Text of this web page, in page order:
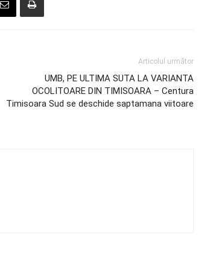
Articolul următor
UMB, PE ULTIMA SUTA LA VARIANTA
OCOLITOARE DIN TIMISOARA – Centura
Timisoara Sud se deschide saptamana viitoare